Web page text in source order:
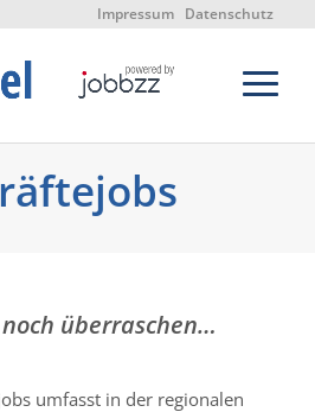
Impressum Datenschutz
überraschen…
umfasst in der regionalen